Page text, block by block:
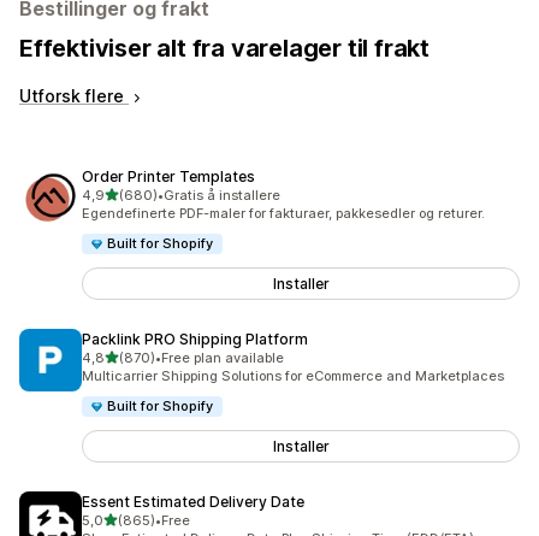
Bestillinger og frakt
Effektiviser alt fra varelager til frakt
Utforsk flere
Order Printer Templates
4,9av 5 stjerner
(680)
Totalt 680 omtaler
•Gratis å installere
Egendefinerte PDF-maler for fakturaer, pakkesedler og returer.
Built for Shopify
Installer
Packlink PRO Shipping Platform
4,8av 5 stjerner
(870)
Totalt 870 omtaler
•Free plan available
Multicarrier Shipping Solutions for eCommerce and Marketplaces
Built for Shopify
Installer
Essent Estimated Delivery Date
5,0av 5 stjerner
(865)
Totalt 865 omtaler
•Free